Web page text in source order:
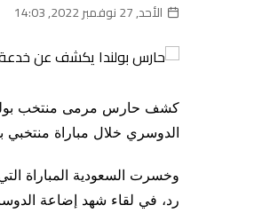
الأحد, 27 نوفمبر 2022, 14:03
كشف حارس مرمى منتخب
الدوسري خلال مباراة
وخسرت السعودية المباراة
رد، في لقاء شهد إضاعة